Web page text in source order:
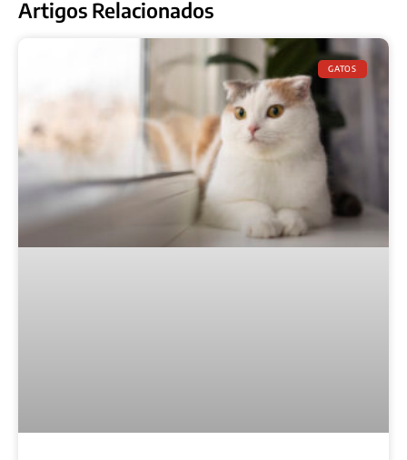
Artigos Relacionados
GATOS